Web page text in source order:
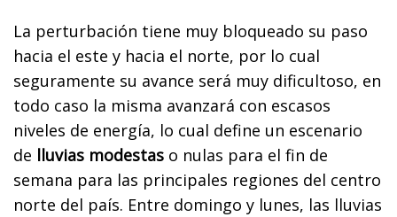
La perturbación tiene muy bloqueado su paso
hacia el este y hacia el norte, por lo cual
seguramente su avance será muy dificultoso, en
todo caso la misma avanzará con escasos
niveles de energía, lo cual define un escenario
de lluvias modestas o nulas para el fin de
semana para las principales regiones del centro
norte del país. Entre domingo y lunes, las lluvias